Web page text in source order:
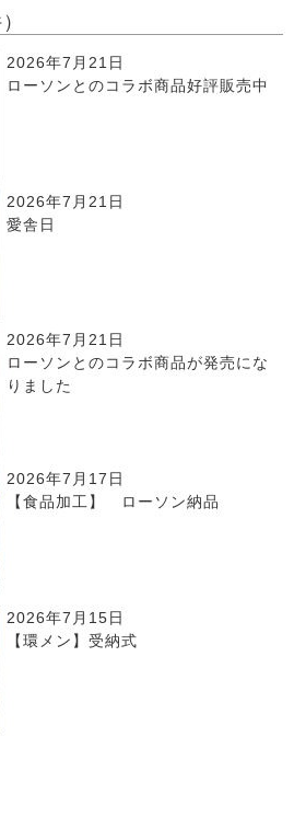
2026年7月21日
ローソンとのコラボ商品好評販売中
2026年7月21日
愛舎日
2026年7月21日
ローソンとのコラボ商品が発売にな
りました
2026年7月17日
【食品加工】 ローソン納品
2026年7月15日
【環メン】受納式